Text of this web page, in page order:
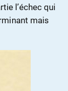
l’échec qui
mais